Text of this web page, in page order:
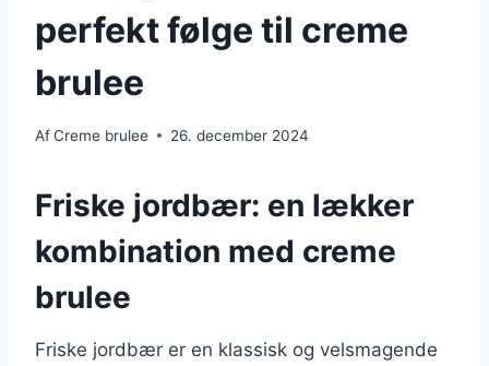
perfekt følge til creme
brulee
AfCreme brulee 26. december 2024
Friske jordbær: en lækker
kombination med creme
brulee
Friske jordbær er en klassisk og velsmagende